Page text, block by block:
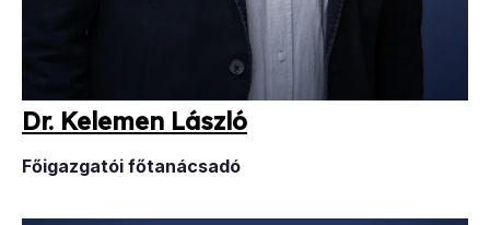
Dr. Ke­le­men Lász­ló
Főigazgatói főtanácsadó